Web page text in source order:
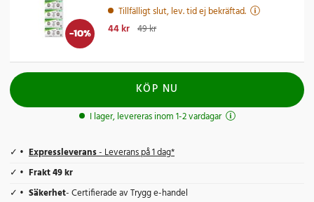
-10%
Tillfälligt slut, lev. tid ej bekräftad.
Nuvarande pris
44 kr 49 kr
KÖP NU
I lager, levereras inom 1-2 vardagar
Expressleverans- Leverans på 1 dag*
Frakt 49 kr
Säkerhet- Certifierade av Trygg e-handel